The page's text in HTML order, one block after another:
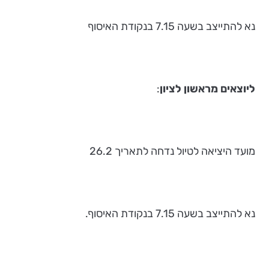
נא להתייצב בשעה 7.15 בנקודת האיסוף
ליוצאים מראשון לציון:
מועד היציאה לטיול נדחה לתאריך 26.2
נא להתייצב בשעה 7.15 בנקודת האיסוף.